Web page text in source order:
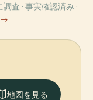
査 · 事実確認済み ·
→
地図を見る